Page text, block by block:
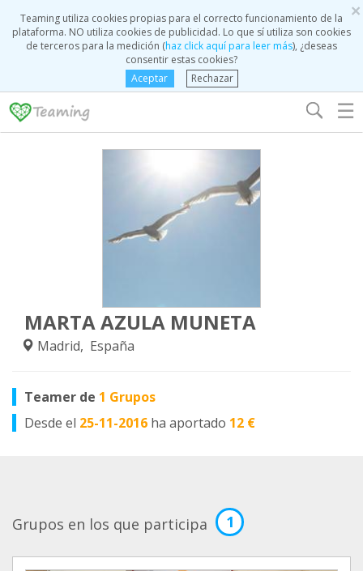
×
Teaming utiliza cookies propias para el correcto funcionamiento de la
plataforma. NO utiliza cookies de publicidad. Lo que sí utiliza son cookies
de terceros para la medición (haz click aquí para leer más), ¿deseas
consentir estas cookies?
Aceptar
Rechazar
☰
MARTA AZULA MUNETA
Madrid, España
Teamer de 1 Grupos
Desde el 25-11-2016 ha aportado 12 €
Grupos en los que participa 1